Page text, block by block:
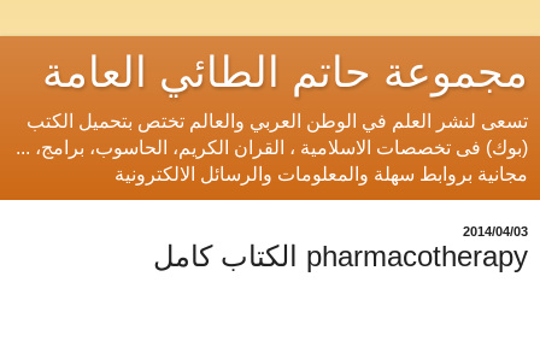
مجموعة حاتم الطائي العامة
تسعى لنشر العلم في الوطن العربي والعالم تختص بتحميل الكتب
(بوك) فى تخصصات الاسلامية ، القران الكريم، الحاسوب، برامج، ...
مجانية بروابط سهلة والمعلومات والرسائل الالكترونية
03‏/04‏/2014
pharmacotherapy الكتاب كامل